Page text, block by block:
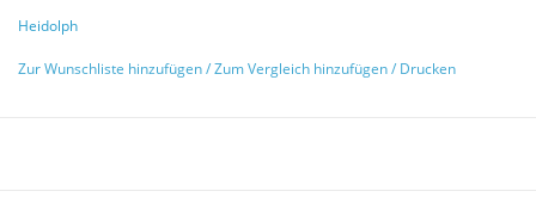
Heidolph
Zur Wunschliste hinzufügen/Zum Vergleich hinzufügen/ Drucken